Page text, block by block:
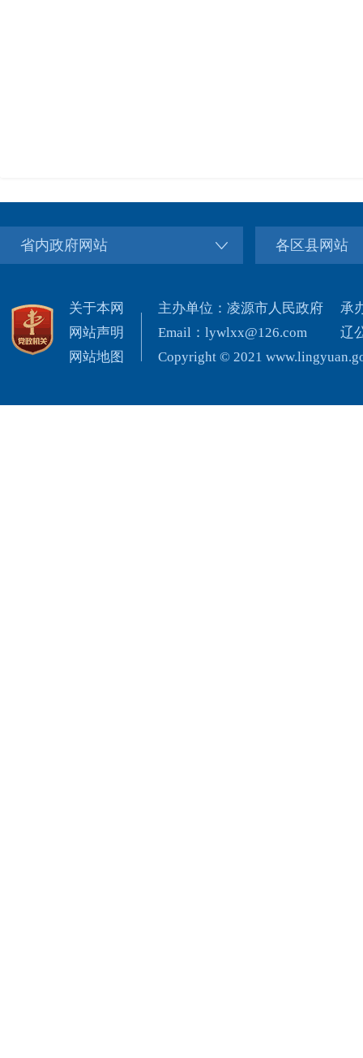
省内政府网站 各区县网站
关于本网
网站声明
网站地图
主办单位：凌源市人民政府
Email：lywlxx@126.com
Copyright © 2021
承
辽